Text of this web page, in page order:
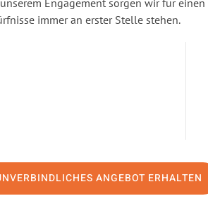
Engagement sorgen wir für einen
immer an erster Stelle stehen.
ANGEBOT ERHALTEN